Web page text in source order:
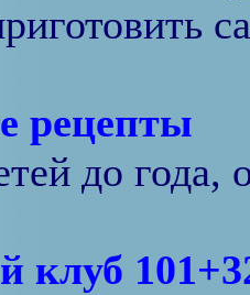
рецепты
до года,
клуб